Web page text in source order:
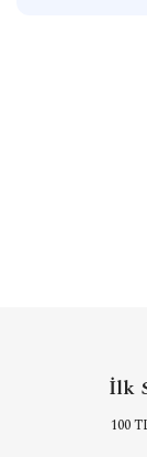
İlk
100